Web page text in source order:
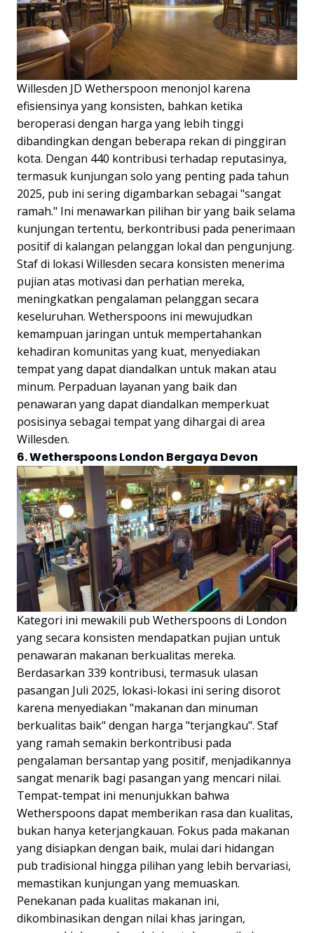
Willesden JD Wetherspoon menonjol karena
efisiensinya yang konsisten, bahkan ketika
beroperasi dengan harga yang lebih tinggi
dibandingkan dengan beberapa rekan di pinggiran
kota. Dengan 440 kontribusi terhadap reputasinya,
termasuk kunjungan solo yang penting pada tahun
2025, pub ini sering digambarkan sebagai "sangat
ramah." Ini menawarkan pilihan bir yang baik selama
kunjungan tertentu, berkontribusi pada penerimaan
positif di kalangan pelanggan lokal dan pengunjung.
Staf di lokasi Willesden secara konsisten menerima
pujian atas motivasi dan perhatian mereka,
meningkatkan pengalaman pelanggan secara
keseluruhan. Wetherspoons ini mewujudkan
kemampuan jaringan untuk mempertahankan
kehadiran komunitas yang kuat, menyediakan
tempat yang dapat diandalkan untuk makan atau
minum. Perpaduan layanan yang baik dan
penawaran yang dapat diandalkan memperkuat
posisinya sebagai tempat yang dihargai di area
Willesden.
6. Wetherspoons London Bergaya Devon
Kategori ini mewakili pub Wetherspoons di London
yang secara konsisten mendapatkan pujian untuk
penawaran makanan berkualitas mereka.
Berdasarkan 339 kontribusi, termasuk ulasan
pasangan Juli 2025, lokasi-lokasi ini sering disorot
karena menyediakan "makanan dan minuman
berkualitas baik" dengan harga "terjangkau". Staf
yang ramah semakin berkontribusi pada
pengalaman bersantap yang positif, menjadikannya
sangat menarik bagi pasangan yang mencari nilai.
Tempat-tempat ini menunjukkan bahwa
Wetherspoons dapat memberikan rasa dan kualitas,
bukan hanya keterjangkauan. Fokus pada makanan
yang disiapkan dengan baik, mulai dari hidangan
pub tradisional hingga pilihan yang lebih bervariasi,
memastikan kunjungan yang memuaskan.
Penekanan pada kualitas makanan ini,
dikombinasikan dengan nilai khas jaringan,